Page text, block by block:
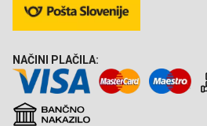
NAČINI PLAČILA: